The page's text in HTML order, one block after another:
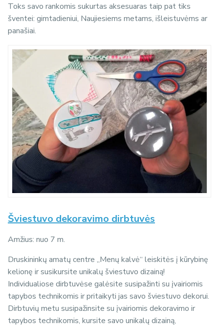
Toks savo rankomis sukurtas aksesuaras taip pat tiks
šventei: gimtadieniui, Naujiesiems metams, išleistuvėms ar
panašiai.
Šviestuvo dekoravimo dirbtuvės
Amžius: nuo 7 m.
Druskininkų amatų centre „Menų kalvė“ leiskitės į kūrybinę
kelionę ir susikursite unikalų šviestuvo dizainą!
Individualiose dirbtuvėse galėsite susipažinti su įvairiomis
tapybos technikomis ir pritaikyti jas savo šviestuvo dekorui.
Dirbtuvių metu susipažinsite su įvairiomis dekoravimo ir
tapybos technikomis, kursite savo unikalų dizainą,